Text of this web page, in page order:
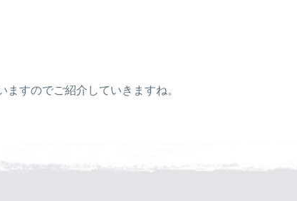
すのでご紹介していきますね。